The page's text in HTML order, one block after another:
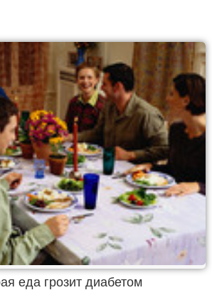
еда грозит диабетом